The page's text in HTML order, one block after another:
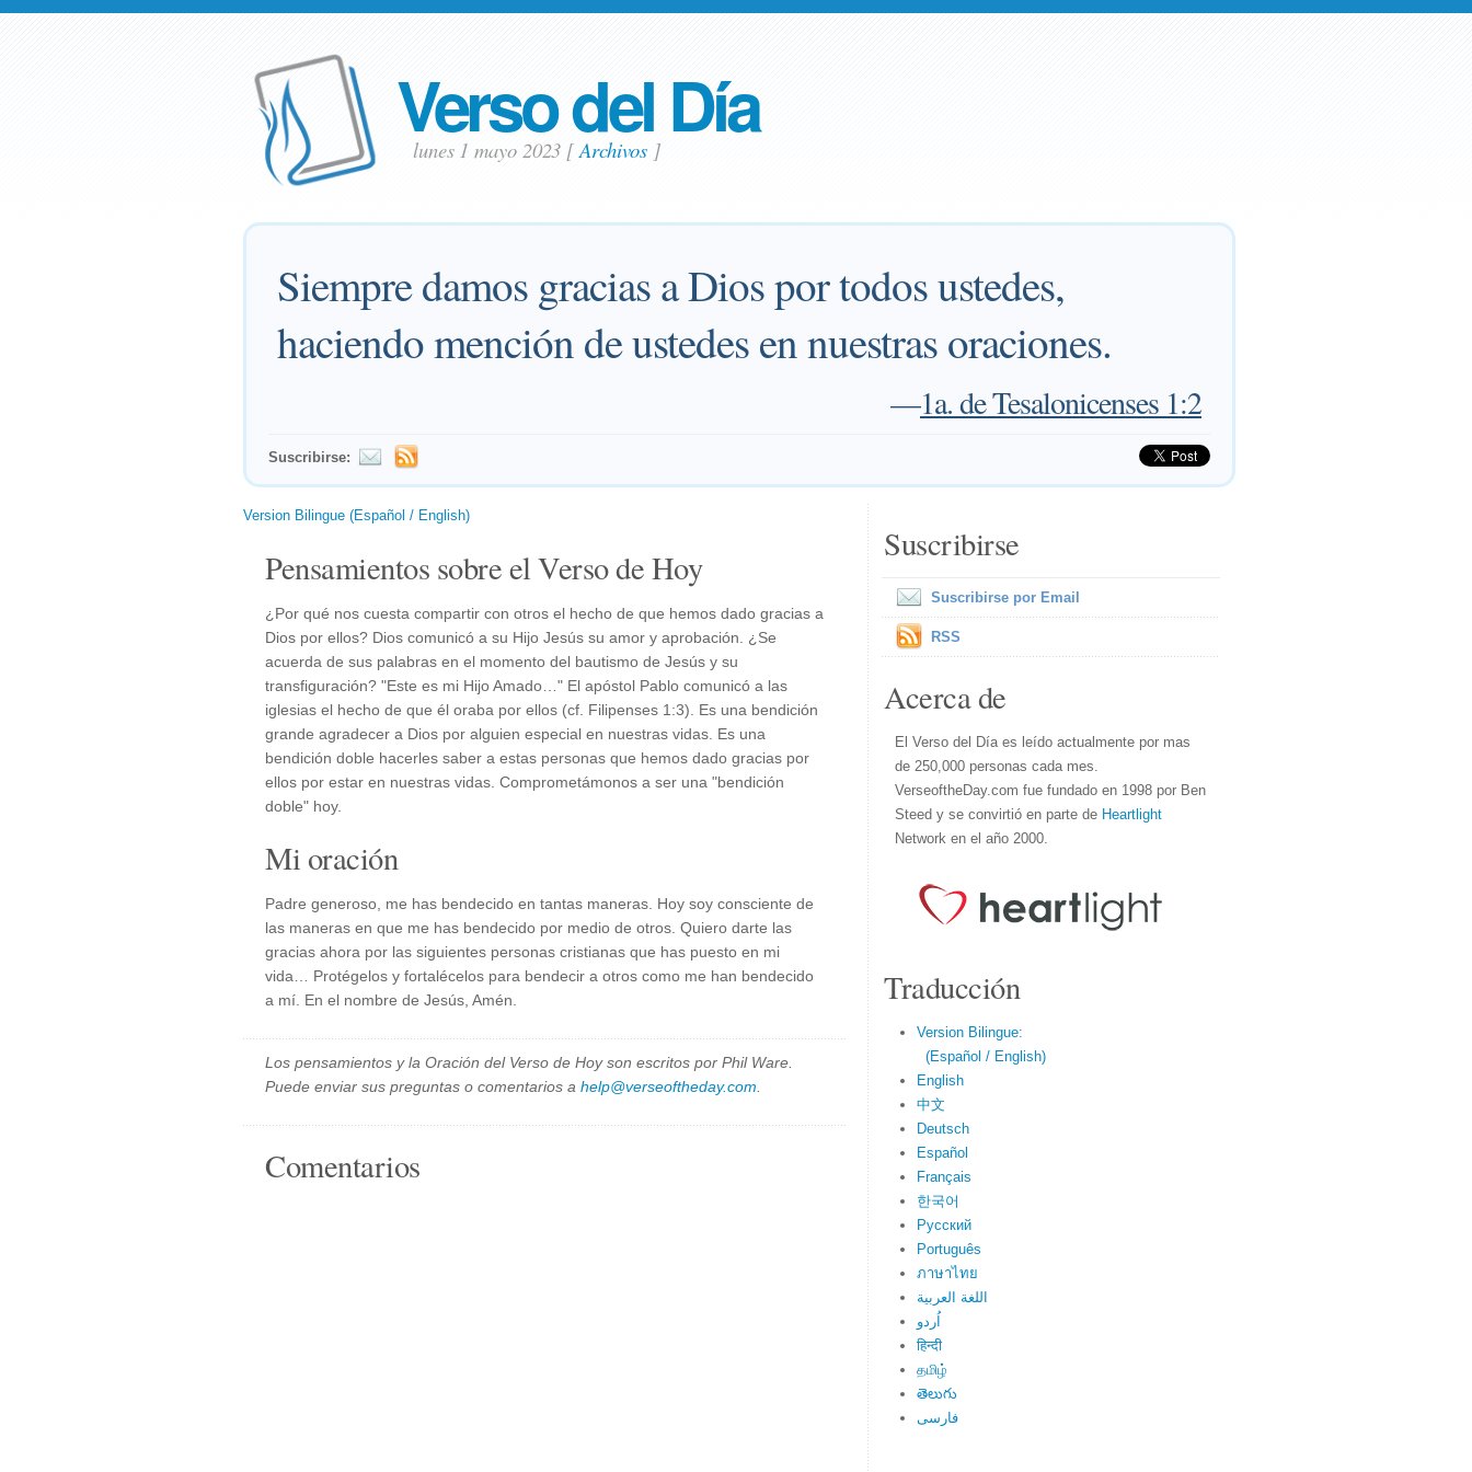
Verso del Día
lunes 1 mayo 2023 [Archivos ]
Siempre damos gracias a Dios por todos ustedes,
haciendo mención de ustedes en nuestras oraciones.
—1a. de Tesalonicenses 1:2
Suscribirse:
Version Bilingue (Español / English)
Pensamientos sobre el Verso de Hoy
¿Por qué nos cuesta compartir con otros el hecho de que hemos dado gracias a
Dios por ellos? Dios comunicó a su Hijo Jesús su amor y aprobación. ¿Se
acuerda de sus palabras en el momento del bautismo de Jesús y su
transfiguración? "Este es mi Hijo Amado…" El apóstol Pablo comunicó a las
iglesias el hecho de que él oraba por ellos (cf. Filipenses 1:3). Es una bendición
grande agradecer a Dios por alguien especial en nuestras vidas. Es una
bendición doble hacerles saber a estas personas que hemos dado gracias por
ellos por estar en nuestras vidas. Comprometámonos a ser una "bendición
doble" hoy.
Mi oración
Padre generoso, me has bendecido en tantas maneras. Hoy soy consciente de
las maneras en que me has bendecido por medio de otros. Quiero darte las
gracias ahora por las siguientes personas cristianas que has puesto en mi
vida… Protégelos y fortalécelos para bendecir a otros como me han bendecido
a mí. En el nombre de Jesús, Amén.
Los pensamientos y la Oración del Verso de Hoy son escritos por Phil Ware.
Puede enviar sus preguntas o comentarios a help@verseoftheday.com
Comentarios
Suscribirse
Suscribirse por Email
RSS
Acerca de
El Verso del Día es leído actualmente por mas
de 250,000 personas cada mes.
VerseoftheDay.com fue fundado en 1998 por Ben
Steed y se convirtió en parte de Heartlight
Network en el año 2000.
Traducción
Version Bilingue:
(Español / English)
English
中文
Deutsch
Español
Français
한국어
Русский
Português
ภาษาไทย
اللغة العربية
اُردو
हिन्दी
தமிழ்
తెలుగు
فارسی